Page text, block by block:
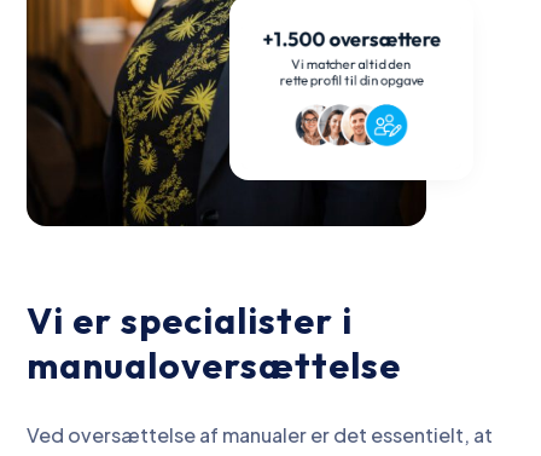
Vi er specialister i
manualoversættelse
Ved oversættelse af manualer er det essentielt, at